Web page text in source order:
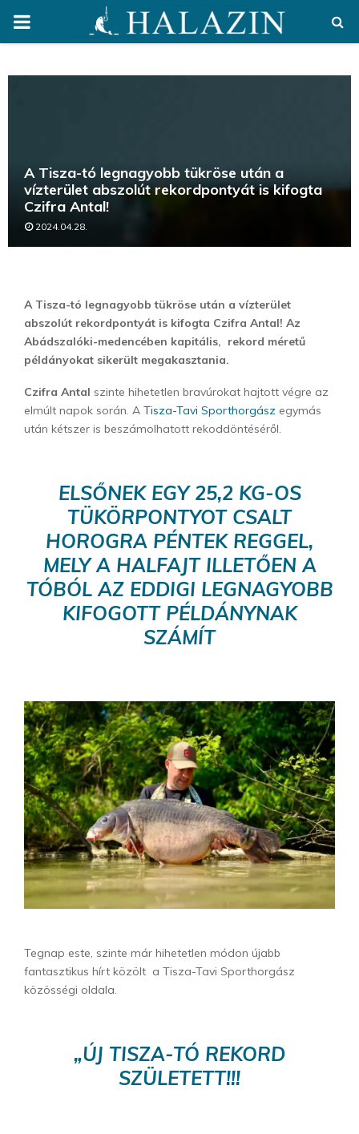
PRIMARY
A Tisza-tó legnagyobb tükröse után a
vízterület abszolút rekordpontyát is kifogta
Czifra Antal!
2024.04.28.
A Tisza-tó legnagyobb tükröse után a vízterület
abszolút rekordpontyát is kifogta Czifra Antal! Az
Abádszalóki-medencében kapitális, rekord méretű
példányokat sikerült megakasztania.
Czifra Antal szinte hihetetlen bravúrokat hajtott végre az
elmúlt napok során. A Tisza-Tavi Sporthorgász egymás
után kétszer is beszámolhatott rekoddöntéséről.
ELSŐNEK EGY 25,2 KG-OS
TÜKÖRPONTYOT CSALT
HOROGRA PÉNTEK REGGEL,
MELY A HALFAJT ILLETŐEN A
TÓBÓL AZ EDDIGI LEGNAGYOBB
KIFOGOTT PÉLDÁNYNAK
SZÁMÍT
Tegnap este, szinte már hihetetlen módon újabb
fantasztikus hírt közölt a Tisza-Tavi Sporthorgász
közösségi oldala.
„ÚJ TISZA-TÓ REKORD
SZÜLETETT!!!